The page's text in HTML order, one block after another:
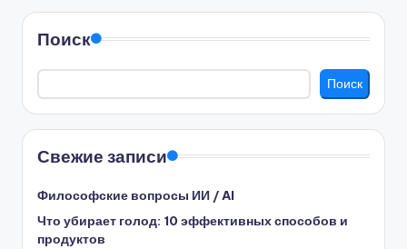
Поиск
Поиск
Свежие записи
Философские вопросы ИИ / AI
Что убирает голод: 10 эффективных способов и
продуктов